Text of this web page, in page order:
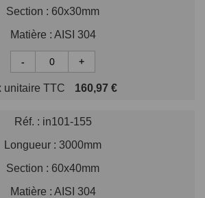
Section : 60x30mm
Matière : AISI 304
- +
unitaire TTC 160,97 €
Réf. : in101-155
Longueur : 3000mm
Section : 60x40mm
Matière : AISI 304